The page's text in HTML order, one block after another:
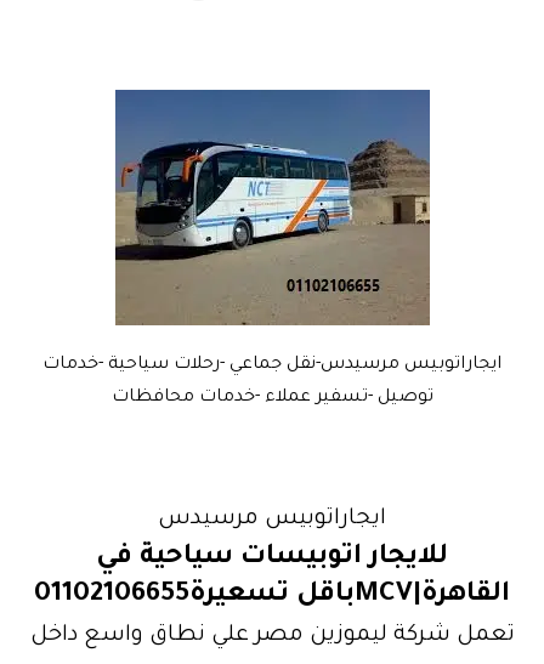
ايجاراتوبيس مرسيدس-نقل جماعي -رحلات سياحية -خدمات
توصيل -تسفير عملاء -خدمات محافظات
ايجاراتوبيس مرسيدس
للايجار اتوبيسات سياحية في
القاهرة|MCVباقل تسعيرة01102106655
تعمل شركة ليموزين مصر علي نطاق واسع داخل